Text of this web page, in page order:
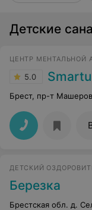
Детские
ЦЕНТР МЕНТАЛЬНОЙ
5.0
Брест, пр-т
ДЕТСКИЙ
Березка
Брестская обл. д.